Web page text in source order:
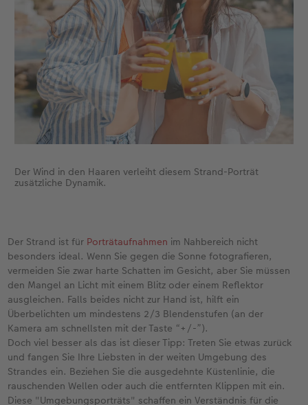
Der Wind in den Haaren verleiht diesem Strand-Porträt
zusätzliche Dynamik.
Der Strand ist für Porträtaufnahmen im Nahbereich nicht
besonders ideal. Wenn Sie gegen die Sonne fotografieren,
vermeiden Sie zwar harte Schatten im Gesicht, aber Sie müssen
den Mangel an Licht mit einem Blitz oder einem Reflektor
ausgleichen. Falls beides nicht zur Hand ist, hilft ein
Überbelichten um mindestens 2/3 Blendenstufen (an der
Kamera am schnellsten mit der Taste “+/-”).
Doch viel besser als das ist dieser Tipp: Treten Sie etwas zurück
und fangen Sie Ihre Liebsten in der weiten Umgebung des
Strandes ein. Beziehen Sie die ausgedehnte Küstenlinie, die
rauschenden Wellen oder auch die entfernten Klippen mit ein.
Diese "Umgebungsporträts" schaffen ein Verständnis für die